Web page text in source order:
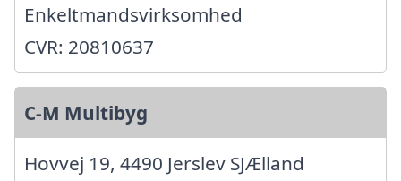
Enkeltmandsvirksomhed
CVR: 20810637
C-M Multibyg
Hovvej 19, 4490 Jerslev SJÆlland